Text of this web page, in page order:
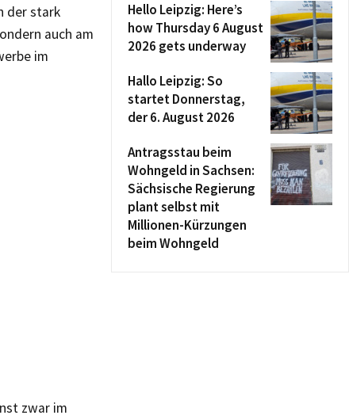
der stark
auch am
im
zwar im
Hello Leipzig: Here’s
how Thursday 6 August
2026 gets underway
Hallo Leipzig: So
startet Donnerstag,
der 6. August 2026
Antragsstau beim
Wohngeld in Sachsen:
Sächsische Regierung
plant selbst mit
Millionen-Kürzungen
beim Wohngeld